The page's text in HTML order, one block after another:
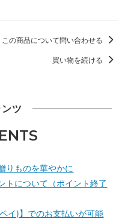
この商品について問い合わせる
買い物を続ける
ツ
りものを華やかに
トについて（ポイント終了
イ)】でのお支払いが可能